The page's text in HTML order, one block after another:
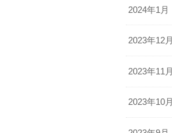
2024年1月
2023年12月
2023年11月
2023年10月